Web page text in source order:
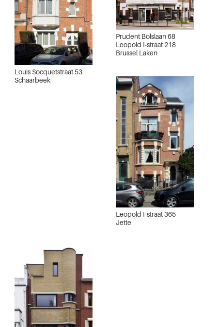
Louis Socquetstraat 53
Schaarbeek
Prudent Bolslaan 68
Leopold I-straat 218
Brussel Laken
Leopold I-straat 365
Jette